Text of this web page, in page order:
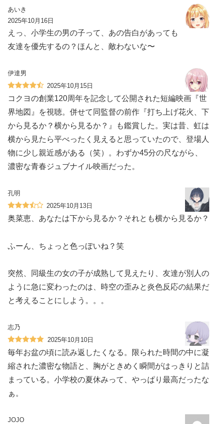
あいき
2025年10月16日
えっ、小学生の男の子って、あの告白があっても
友達を優先するの？ほんと、敵わないな〜
伊達男
2025年10月15日
コクヨの創業120周年を記念して公開された短編映画『世
界地図』を視聴。併せて同監督の前作『打ち上げ花火、下
から見るか？横から見るか？』も鑑賞した。実は昔、虹は
横から見たら平べったく見えると思っていたので、登場人
物に少し親近感がある（笑）。わずか45分の尺ながら、
濃密な青春ジュブナイル映画だった。
孔明
2025年10月13日
奥菜恵、あなたは下から見るか？それとも横から見るか？
ふーん、ちょっと色っぽいね？笑
突然、同級生の女の子が成熟して見えたり、友達が別人の
ように急に変わったのは、時空の歪みと炎色反応の結果だ
と考えることにしよう。。。
志乃
2025年10月10日
毎年お盆の頃に読み返したくなる。限られた時間の中に凝
縮された濃密な物語と、胸がときめく瞬間がはっきりと詰
まっている。小学校の夏休みって、やっぱり最高だったな
ぁ。
JOJO